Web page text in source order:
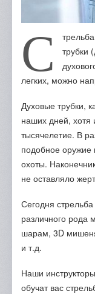
С
трубки
легких, можно
Духовые трубки,
наших дней, хотя
тысячелетие. В
подобное оружие
охоты.
не оставляло
Сегодня
различного
шарам, 3D
и т.д.
Наши
обучат вас